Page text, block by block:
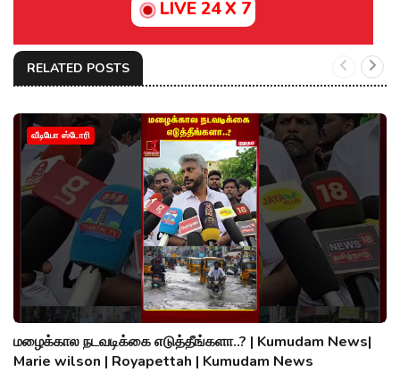
LIVE 24 X 7
RELATED POSTS
வீடியோ ஸ்டோரி
மழைக்கால நடவடிக்கை எடுத்தீங்களா..? | Kumudam News|
Marie wilson | Royapettah | Kumudam News